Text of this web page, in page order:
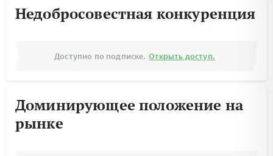
Недобросовестная конкуренция
Доступно по подписке. Открыть доступ.
Доминирующее положение на
рынке